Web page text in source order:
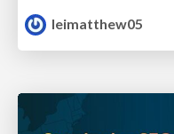
leimatthew05